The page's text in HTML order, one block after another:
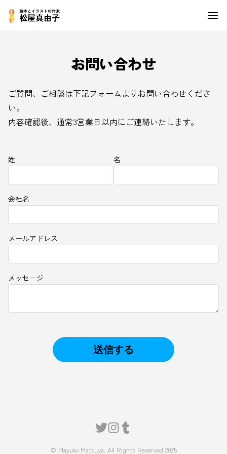
お問い合わせ
ご質問、ご相談は下記フォームよりお問い合わせくださ
い。
内容確認後、通常3営業日以内にご連絡いたします。
姓 名
会社名
メールアドレス
メッセージ
© Mayuko Matsuya. All Rights Reserved 2025